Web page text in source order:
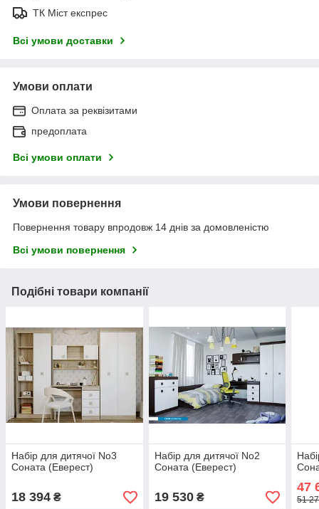
ТК Міст експрес
Всі умови доставки
Умови оплати
Оплата за реквізитами
предоплата
Всі умови оплати
Умови повернення
Повернення товару впродовж 14 днів за домовленістю
Всі умови повернення
Подібні товари компанії
Набір для дитячої No3
Соната (Еверест)
18 394 ₴
Набір для дитячої No2
Соната (Еверест)
19 530₴
47
51